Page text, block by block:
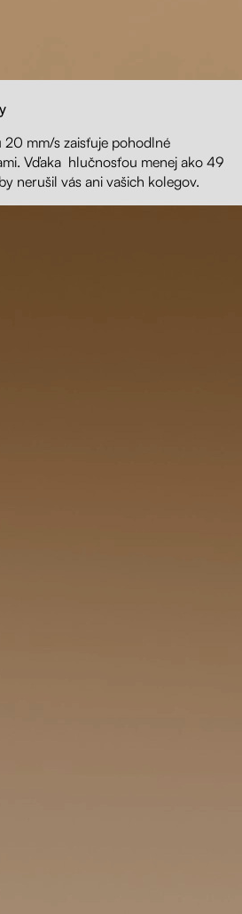
mm/s zaisťuje pohodlné
Vďaka hlučnosťou menej ako 49
nerušil vás ani vašich kolegov.